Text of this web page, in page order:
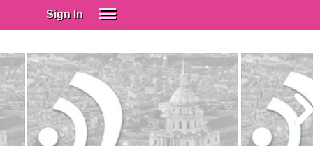
Sign In
Spanish (Spain)
Spanish (Latino)
SUBSCRIBE